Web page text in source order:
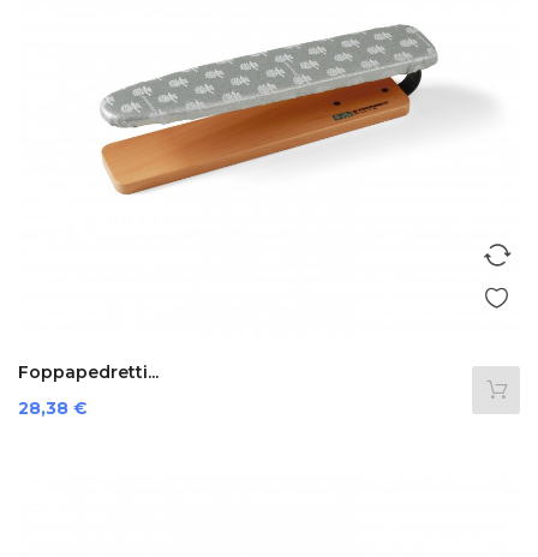
Foppapedretti...
Preis
28,38 €